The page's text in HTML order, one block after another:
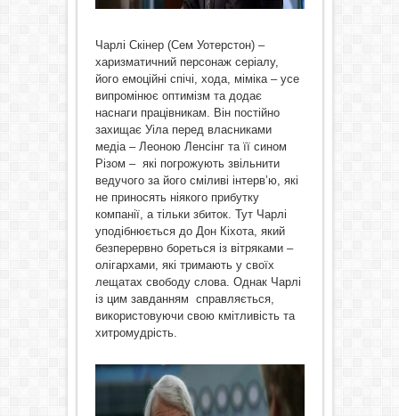
Чарлі Скінер (Сем Уотерстон) –
харизматичний персонаж серіалу,
його емоційні спічі, хода, міміка – усе
випромінює оптимізм та додає
наснаги працівникам. Він постійно
захищає Уіла перед власниками
медіа – Леоною Ленсінг та її сином
Різом – які погрожують звільнити
ведучого за його сміливі інтерв’ю, які
не приносять ніякого прибутку
компанії, а тільки збиток. Тут Чарлі
уподібнюється до Дон Кіхота, який
безперервно бореться із вітряками –
олігархами, які тримають у своїх
лещатах свободу слова. Однак Чарлі
із цим завданням справляється,
використовуючи свою кмітливість та
хитромудрість.